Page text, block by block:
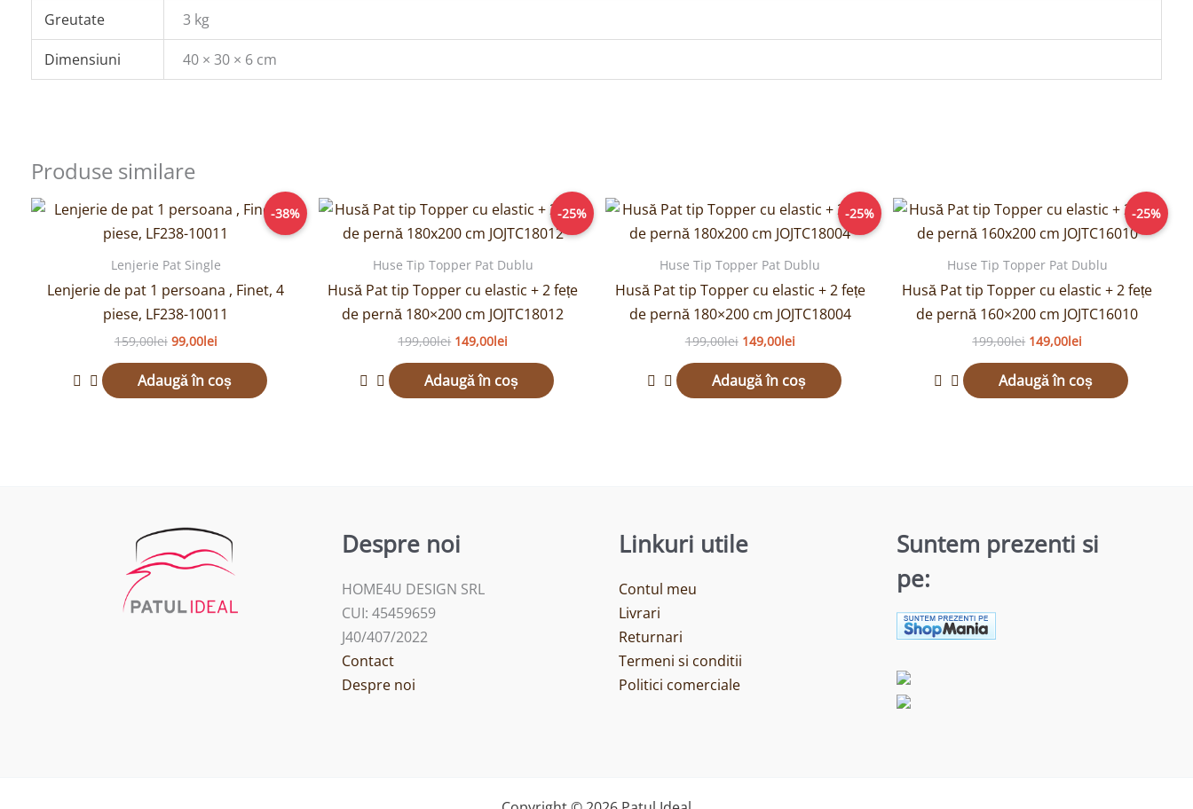
Greutate 3 kg
Dimensiuni 40 × 30 × 6 cm
Produse similare
-38%
Lenjerie Pat Single
Lenjerie de pat 1 persoana , Finet, 4
piese, LF238-10011
159,00lei
Prețul
inițial
a
159,00lei.
99,00lei
Prețul
curent
este:
Adaugă în coș
-25%
Huse Tip Topper Pat Dublu
Husă Pat tip Topper cu elastic + 2 fețe
de pernă 180×200 cm JOJTC18012
199,00lei
Prețul
a
199,00lei.
149,00lei
Prețul
este:
Adaugă în coș
-25%
Huse Tip Topper Pat Dublu
Husă Pat tip Topper cu elastic + 2 fețe
de pernă 180×200 cm JOJTC18004
199,00lei
Prețul
a
199,00lei.
149,00lei
Prețul
este:
Adaugă în coș
-25%
Huse Tip Topper Pat Dublu
Husă Pat tip Topper cu elastic + 2 fețe
de pernă 160×200 cm JOJTC16010
199,00lei
Prețul
a
199,00lei.
149,00lei
Prețul
este:
Adaugă în coș
Despre noi
HOME4U DESIGN SRL
CUI: 45459659
J40/407/2022
Contact
Despre noi
Linkuri utile
Contul meu
Livrari
Returnari
Termeni si conditii
Politici comerciale
Suntem prezenti si
pe: